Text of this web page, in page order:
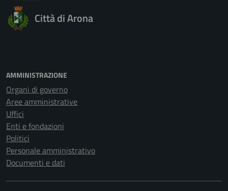
Città di Arona
AMMINISTRAZIONE
Organi di governo
Aree amministrative
Uffici
Enti e fondazioni
Politici
Personale amministrativo
Documenti e dati